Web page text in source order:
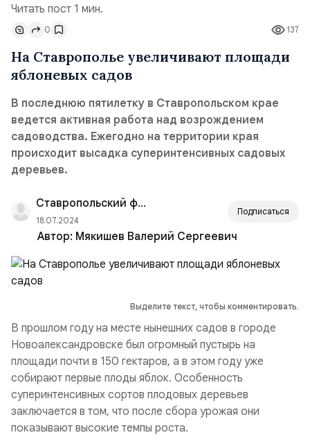
Читать пост 1 мин.
137
0
На Ставрополье увеличивают площади
яблоневых садов
В последнюю пятилетку в Ставропольском крае
ведется активная работа над возрождением
садоводства. Ежегодно на территории края
происходит высадка суперинтенсивных садовых
деревьев.
Ставропольский филиал РАНХиГС
18.07.2024
Подписаться
Автор: Мякишев Валерий Сергеевич
Выделите текст, чтобы комментировать.
В прошлом году на месте нынешних садов в городе
Новоалександровске был огромный пустырь на
площади почти в 150 гектаров, а в этом году уже
собирают первые плоды яблок. Особенность
суперинтенсивных сортов плодовых деревьев
заключается в том, что после сбора урожая они
показывают высокие темпы роста.